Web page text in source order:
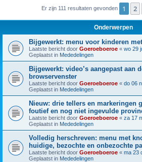
Er zijn 111 resultaten gevonden 1 2
Onderwerpen
Bijgewerkt: menu voor kinderen
Laatste bericht door Goeroeboeroe « wo 29
Geplaatst in Mededelingen
Bijgewerkt: video’s aangepast aan
browservenster
Laatste bericht door Goeroeboeroe « do 06
Geplaatst in Mededelingen
Nieuw: drie tellers en markeringen
foutief en nog niet ingevulde
Laatste bericht door Goeroeboeroe « za 17
Geplaatst in Mededelingen
Volledig herschreven: menu met
huidige, bezochte en onbezochte
Laatste bericht door Goeroeboeroe « ma 23
Geplaatst in Mededelingen